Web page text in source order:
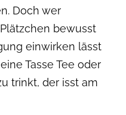
Doch wer
bewusst
einwirken lässt
Tasse Tee oder
trinkt, der isst am